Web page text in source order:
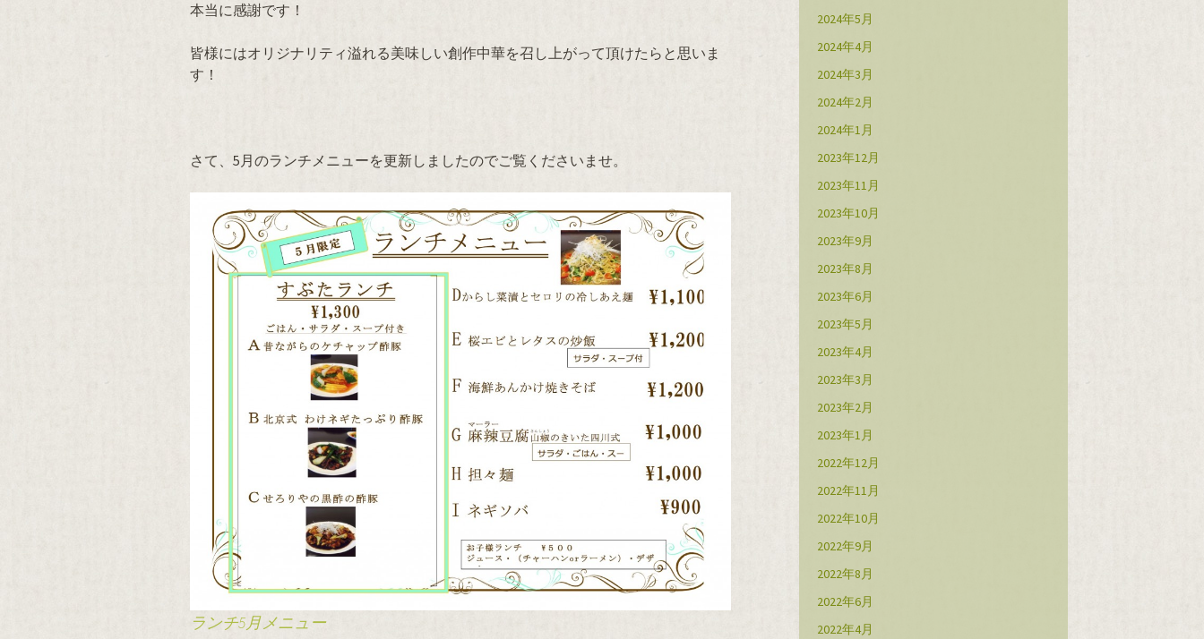
本当に感謝です！
皆様にはオリジナリティ溢れる美味しい創作中華を召し上がって頂けたらと思いま
す！
さて、5月のランチメニューを更新しましたのでご覧くださいませ。
ランチ5月メニュー
2024年5月
2024年4月
2024年3月
2024年2月
2024年1月
2023年12月
2023年11月
2023年10月
2023年9月
2023年8月
2023年6月
2023年5月
2023年4月
2023年3月
2023年2月
2023年1月
2022年12月
2022年11月
2022年10月
2022年9月
2022年8月
2022年6月
2022年4月